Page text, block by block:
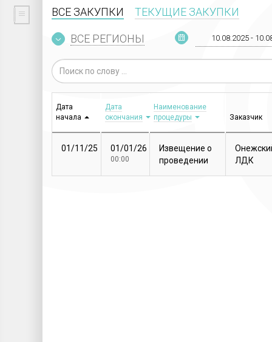
ВСЕ ЗАКУПКИ ТЕКУЩИЕ ЗАКУПКИ
ВСЕ РЕГИОНЫ
Дата
начала
Дата
окончания
Наименование
процедуры
Заказчик
01/11/25 01/01/26
00:00
Извещение о
проведении
ЛДК